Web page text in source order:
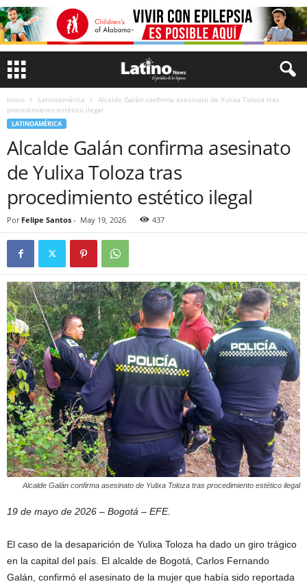
Inicio Latinoamérica
Alcalde Galán confirma asesinato de Yulixa Toloza tras
procedimiento estético ilegal
LATINOAMÉRICA
Alcalde Galán confirma asesinato
de Yulixa Toloza tras
procedimiento estético ilegal
Por Felipe Santos - May 19, 2026 437
Alcalde Galán confirma asesinato de Yulixa Toloza tras procedimiento estético ilegal
19 de mayo de 2026 – Bogotá – EFE.
El caso de la desaparición de Yulixa Toloza ha dado un giro trágico
en la capital del país. El alcalde de Bogotá, Carlos Fernando
Galán, confirmó el asesinato de la mujer que había sido reportada